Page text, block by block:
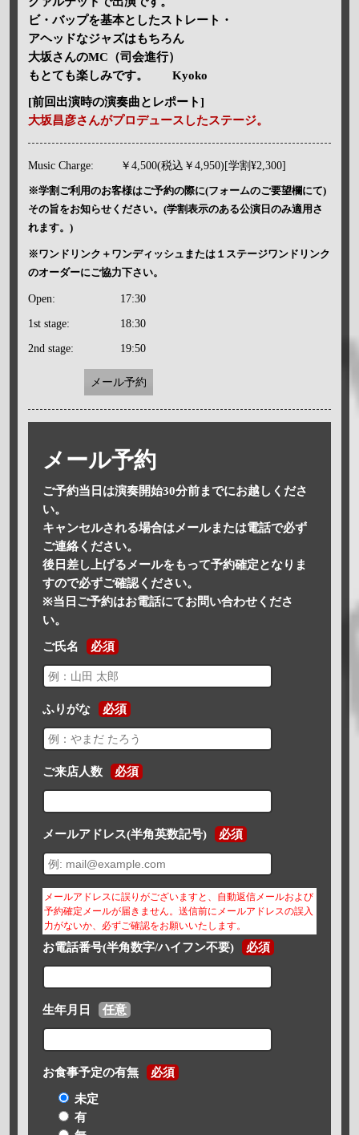
ビ・バップを基本としたストレート・
アヘッドなジャズはもちろん
大坂さんのMC（司会進行）
もとても楽しみです。 Kyoko
[前回出演時の演奏曲とレポート]
大坂昌彦さんがプロデュースしたステージ。
Music Charge: ￥4,500(税込￥4,950)[学割¥2,300]
※学割ご利用のお客様はご予約の際に(フォームのご要望欄にて)
その旨をお知らせください。(学割表示のある公演日のみ適用さ
れます。)
※ワンドリンク＋ワンディッシュまたは１ステージワンドリンク
のオーダーにご協力下さい。
Open: 17:30
1st stage: 18:30
2nd stage: 19:50
メール予約
メール予約
ご予約当日は演奏開始30分前までにお越しくださ
い。
キャンセルされる場合はメールまたは電話で必ず
ご連絡ください。
後日差し上げるメールをもって予約確定となりま
すので必ずご確認ください。
※当日ご予約はお電話にてお問い合わせくださ
い。
ご氏名 必須
ふりがな 必須
ご来店人数 必須
メールアドレス(半角英数記号) 必須
メールアドレスに誤りがございますと、自動返信メールおよび
予約確定メールが届きません。送信前にメールアドレスの誤入
力がないか、必ずご確認をお願いいたします。
お電話番号(半角数字/ハイフン不要) 必須
生年月日 任意
お食事予定の有無 必須
未定
有